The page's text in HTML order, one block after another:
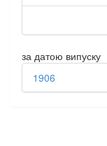
за датою випуску
1906